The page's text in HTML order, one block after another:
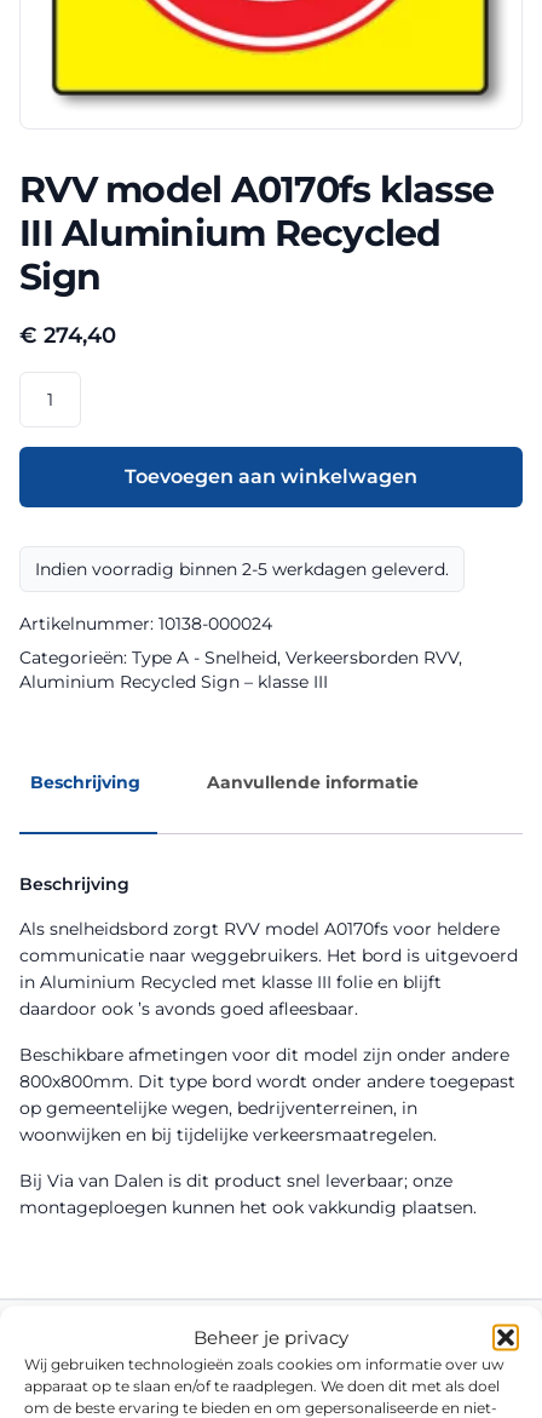
Beheer je privacy
Wij gebruiken technologieën zoals cookies om informatie over uw
apparaat op te slaan en/of te raadplegen. We doen dit met als doel
om de beste ervaring te bieden en om gepersonaliseerde en niet-
RVV model A0170fs klasse
III Aluminium Recycled
Sign
€ 274,40
model
A0170fs
III
Recycled
Sign
aantal
Toevoegen aan winkelwagen
Indien voorradig binnen 2-5 werkdagen geleverd.
Artikelnummer: 10138-000024
Categorieën: Type A - Snelheid, Verkeersborden RVV,
Aluminium Recycled Sign – klasse III
Beschrijving Aanvullende informatie
Beschrijving
Als snelheidsbord zorgt RVV model A0170fs voor heldere
communicatie naar weggebruikers. Het bord is uitgevoerd
in Aluminium Recycled met klasse III folie en blijft
daardoor ook ’s avonds goed afleesbaar.
Beschikbare afmetingen voor dit model zijn onder andere
800x800mm. Dit type bord wordt onder andere toegepast
op gemeentelijke wegen, bedrijventerreinen, in
woonwijken en bij tijdelijke verkeersmaatregelen.
Bij Via van Dalen is dit product snel leverbaar; onze
montageploegen kunnen het ook vakkundig plaatsen.